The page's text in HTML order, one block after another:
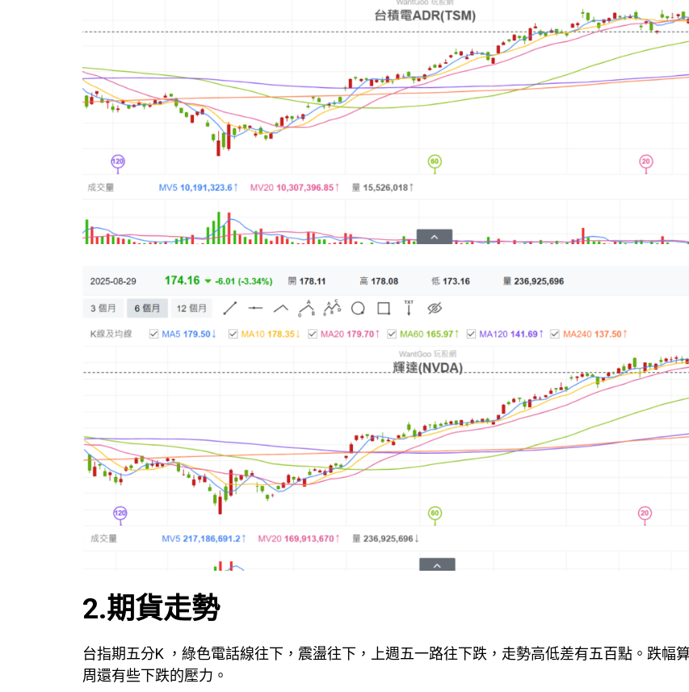
2.期貨走勢
台指期五分K ，綠色電話線往下，震盪往下，上週五一路往下跌，走勢高低差有五百點。跌幅
周還有些下跌的壓力。